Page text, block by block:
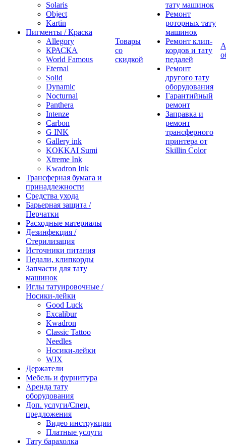
Solaris
Object
Kartin
Пигменты / Краска
Allegory
КРАСКА
World Famous
Eternal
Solid
Dynamic
Nocturnal
Panthera
Intenze
Carbon
G INK
Gallery ink
KOKKAI Sumi
Xtreme Ink
Kwadron Ink
Трансферная бумага и
принадлежности
Средства ухода
Барьерная защита /
Перчатки
Расходные материалы
Дезинфекция /
Стерилизация
Источники питания
Педали, клипкорды
Запчасти для тату
машинок
Иглы татуировочные /
Носики-лейки
Good Luck
Excalibur
Kwadron
Classic Tattoo
Needles
Носики-лейки
WJX
Держатели
Мебель и фурнитура
Аренда тату
оборудования
Доп. услуги/Спец.
предложения
Видео инструкции
Платные услуги
Тату барахолка
Товары
со
скидкой
тату машинок
Ремонт
роторных тату
машинок
Ремонт клип-
кордов и тату
педалей
Ремонт
другого тату
оборудования
Гарантийный
ремонт
Заправка и
ремонт
трансферного
принтера от
Skillin Color